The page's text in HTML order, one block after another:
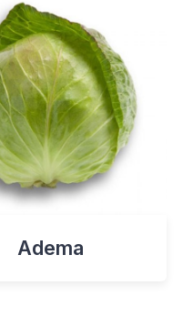
Adema